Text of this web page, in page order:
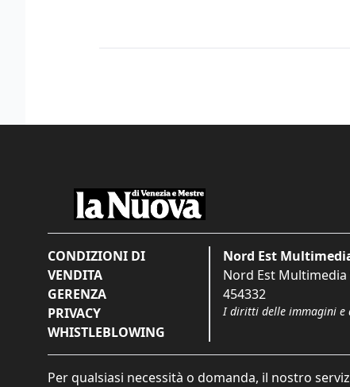
CONDIZIONI DI
VENDITA
GERENZA
PRIVACY
WHISTLEBLOWING
Nord Est
Nord Est Multimedia
454332
I diritti delle immagini e
Per qualsiasi necessità o domanda, il nostro